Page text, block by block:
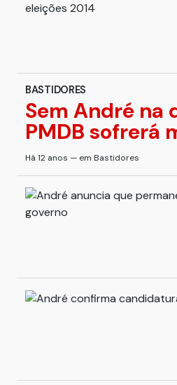
BASTIDORES
Sem André na
PMDB sofrerá
Há 12 anos — em Bastidores